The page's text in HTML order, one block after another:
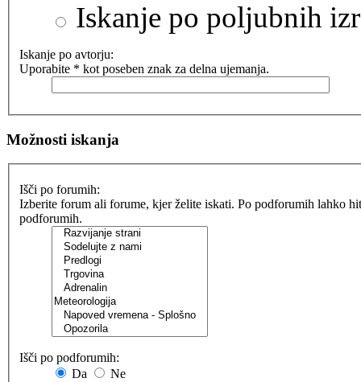
Iskanje po poljubnih
Iskanje po avtorju:
Uporabite * kot poseben znak za delna ujemanja.
Možnosti iskanja
Išči po forumih:
Izberite forum ali forume, kjer želite iskati. Po podforumih lahko
podforumih.
Išči po podforumih:
Da
Ne